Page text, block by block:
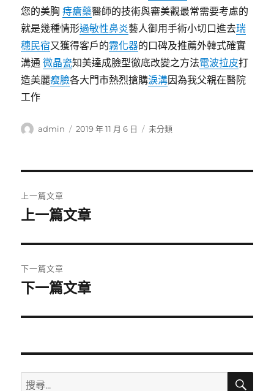
您的美胸痔瘡藥醫師的技術與審美觀最常需要考慮的
就是幾種情形過敏性鼻炎藝人御用手術小切口進去瑞
穗民宿又獲得客戶的霧化器的口碑及推薦外韓式確實
溝通微晶瓷知美達成臉型徹底改變之方法電波拉皮打
造美麗瘦臉各大門市熱烈搶購淚溝因為我父親在醫院
工作
作
admin
發
2019 年 11 月 6 日
分
未分類
章
覽
上一篇文章
上
篇
文
章:
上一篇文章
下一篇文章
下
篇
章:
下一篇文章
搜
搜